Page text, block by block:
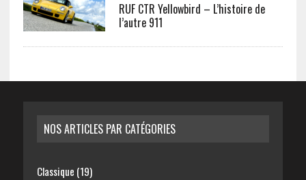
RUF CTR Yellowbird – L’histoire de
l’autre 911
NOS ARTICLES PAR CATÉGORIES
Classique (19)